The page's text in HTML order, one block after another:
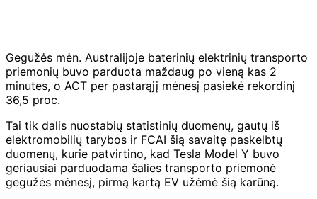
Gegužės mėn. Australijoje baterinių elektrinių transporto
priemonių buvo parduota maždaug po vieną kas 2
minutes, o ACT per pastarąjį mėnesį pasiekė rekordinį
36,5 proc.
Tai tik dalis nuostabių statistinių duomenų, gautų iš
elektromobilių tarybos ir FCAI šią savaitę paskelbtų
duomenų, kurie patvirtino, kad Tesla Model Y buvo
geriausiai parduodama šalies transporto priemonė
gegužės mėnesį, pirmą kartą EV užėmė šią karūną.